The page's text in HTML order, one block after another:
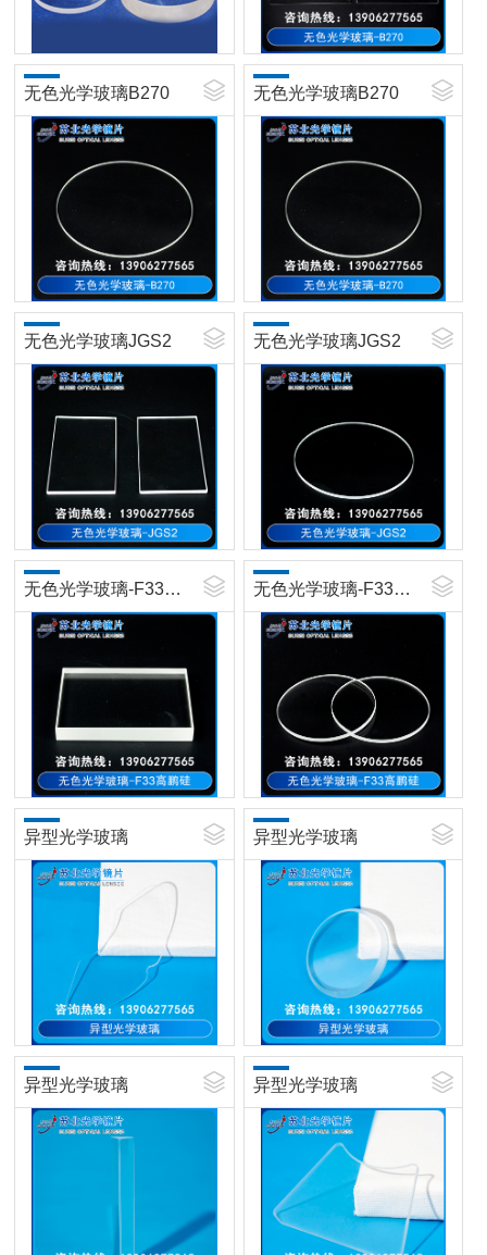
无色光学玻璃B270 无色光学玻璃B270
无色光学玻璃JGS2 无色光学玻璃JGS2
无色光学玻璃-F33高鹏硅 无色光学玻璃-F33高鹏硅
异型光学玻璃 异型光学玻璃
异型光学玻璃 异型光学玻璃